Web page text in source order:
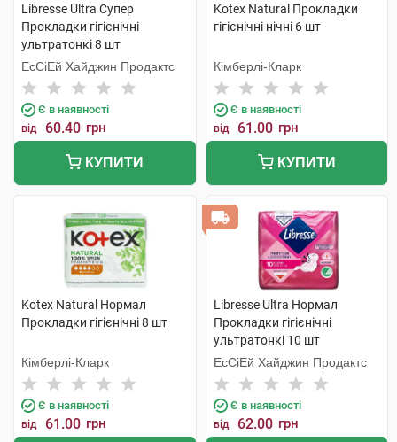
Libresse Ultra Супер
Прокладки гігієнічні
ультратонкі 8 шт
ЕсСіЕй Хайджин Продактс
Є в наявності
від 60.40 грн
КУПИТИ
Kotex Natural Прокладки
гігієнічні нічні 6 шт
Кімберлі-Кларк
Є в наявності
від 61.00 грн
КУПИТИ
Kotex Natural Нормал
Прокладки гігієнічні 8 шт
Кімберлі-Кларк
Є в наявності
від 61.00 грн
Libresse Ultra Нормал
Прокладки гігієнічні
ультратонкі 10 шт
ЕсСіЕй Хайджин Продактс
Є в наявності
від 62.00 грн